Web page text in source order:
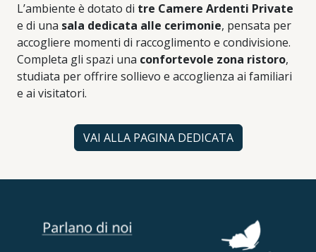
L’ambiente è dotato di tre Camere Ardenti Private
e di una sala dedicata alle cerimonie, pensata per
accogliere momenti di raccoglimento e condivisione.
Completa gli spazi una confortevole zona ristoro,
studiata per offrire sollievo e accoglienza ai familiari
e ai visitatori.
VAI ALLA PAGINA DEDICATA